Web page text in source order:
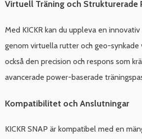
Virtuell Träning och Strukturerade
Med KICKR kan du uppleva en
genom virtuella rutter och geo-synkade
också den precision och respons som
avancerade power-baserade
Kompatibilitet och Anslutningar
KICKR SNAP är kompatibel med en